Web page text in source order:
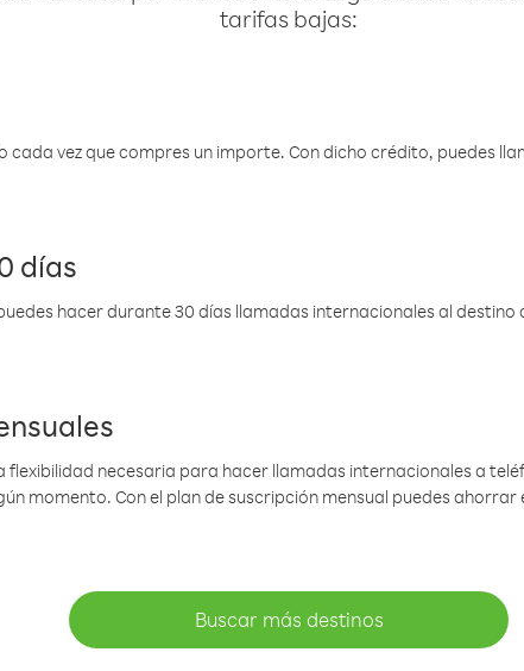
tarifas bajas:
cada vez que compres un importe. Con dicho crédito, puedes
días
hacer durante 30 días llamadas internacionales al
flexibilidad necesaria para hacer llamadas internacionales a
momento. Con el plan de suscripción mensual puedes ahorrar
Buscar más destinos